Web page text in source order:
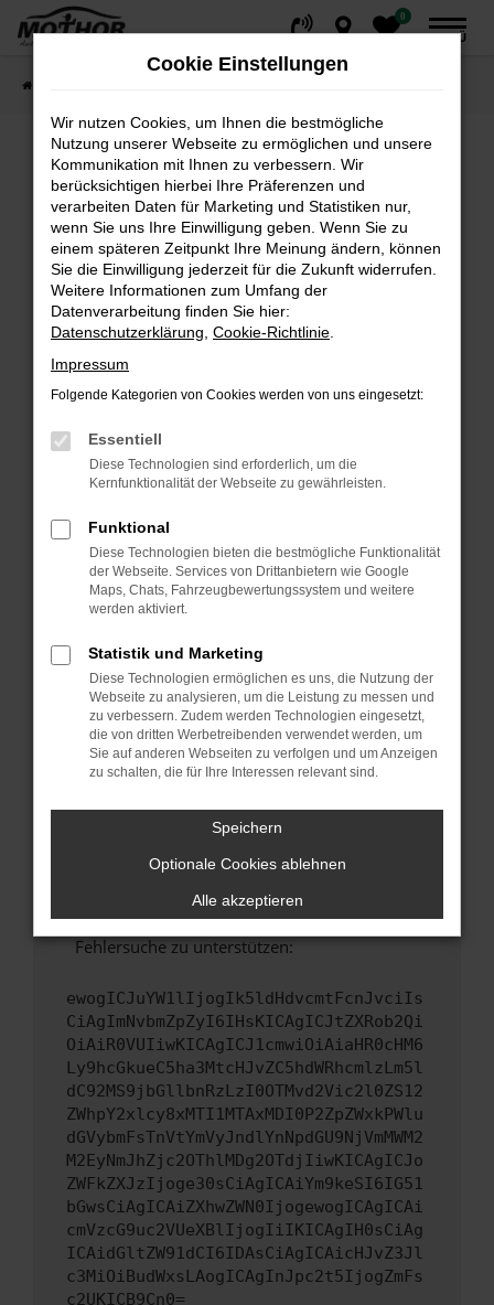
Zum
0
MENÜ
Fehler: Network Error
Beim Laden ist ein Fehler aufgetreten.
Hier sind ein paar Tipps, die dir helfen können:
Überprüfe deine Firewall und deine
Internetverbindung.
Suchmaschine?
Manche Erweiterungen, wie Werbeblocker,
können das Laden bestimmter Seiten
verhindern. Funktioniert die Seite in einem
Fenster?
Starte dein Gerät neu.
Das kann manchmal helfen, vorübergehende
Probleme zu beheben.
Stelle sicher, dass dein Browser und dein
Betriebssystem auf dem neuesten Stand
sind.
Veraltete Software birgt nicht nur ein
Sicherheitsrisiko, sondern kann auch dazu
führen, dass bestimmte Funktionen nicht mehr
Wende dich an den Webseitenbetreiber.
hast, kontaktiere uns bitte. Wir werden
versuchen, das Problem zu beheben. Du kannst
uns diesen Text schicken, um uns bei der
Fehlersuche zu unterstützen:
ewogICJuYW1lIjogIk5ldHdvcmtFcnJvciIs
CiAgImNvbmZpZyI6IHsKICAgICJtZXRob2Qi
OiAiR0VUIiwKICAgICJ1cmwiOiAiaHR0cHM6
Ly9hcGkueC5ha3MtcHJvZC5hdWRhcmlzLm5l
dC92MS9jbGllbnRzLzI0OTMvd2Vic2l0ZS12
ZWhpY2xlcy8xMTI1MTAxMDI0P2ZpZWxkPWlu
dGVybmFsTnVtYmVyJndlYnNpdGU9NjVmMWM2
M2EyNmJhZjc2OThlMDg2OTdjIiwKICAgICJo
ZWFkZXJzIjoge30sCiAgICAiYm9keSI6IG51
bGwsCiAgICAiZXhwZWN0IjogewogICAgICAi
cmVzcG9uc2VUeXBlIjogIiIKICAgIH0sCiAg
ICAidGltZW91dCI6IDAsCiAgICAicHJvZ3Jl
c3MiOiBudWxsLAogICAgInJpc2t5IjogZmFs
c2UKICB9Cn0=
Cookie Einstellungen
Wir nutzen Cookies, um Ihnen die bestmögliche
Nutzung unserer Webseite zu ermöglichen und unsere
Kommunikation mit Ihnen zu verbessern. Wir
berücksichtigen hierbei Ihre Präferenzen und
verarbeiten Daten für Marketing und Statistiken nur,
wenn Sie uns Ihre Einwilligung geben. Wenn Sie zu
einem späteren Zeitpunkt Ihre Meinung ändern, können
Sie die Einwilligung jederzeit für die Zukunft widerrufen.
Weitere Informationen zum Umfang der
Datenverarbeitung finden Sie hier:
Datenschutzerklärung Cookie-Richtlinie
Impressum
Folgende Kategorien von Cookies werden von uns eingesetzt:
Essentiell
Diese Technologien sind erforderlich, um die
Kernfunktionalität der Webseite zu gewährleisten.
Funktional
Diese Technologien bieten die bestmögliche Funktionalität
der Webseite. Services von Drittanbietern wie Google
Maps, Chats, Fahrzeugbewertungssystem und weitere
werden aktiviert.
Statistik und Marketing
Diese Technologien ermöglichen es uns, die Nutzung der
Webseite zu analysieren, um die Leistung zu messen und
zu verbessern. Zudem werden Technologien eingesetzt,
die von dritten Werbetreibenden verwendet werden, um
Sie auf anderen Webseiten zu verfolgen und um Anzeigen
zu schalten, die für Ihre Interessen relevant sind.
Speichern
Optionale Cookies ablehnen
Alle akzeptieren